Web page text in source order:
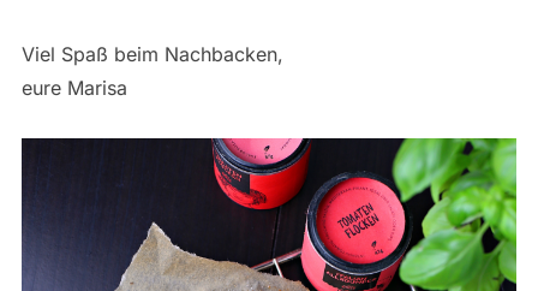
Viel Spaß beim Nachbacken,
eure Marisa